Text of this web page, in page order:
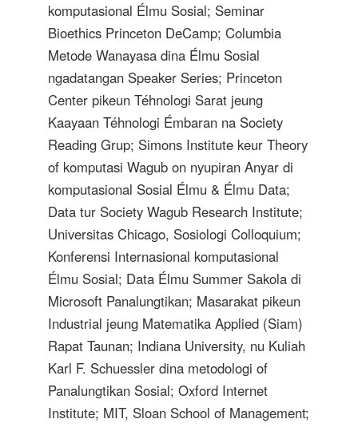
komputasional Élmu Sosial; Seminar
Bioethics Princeton DeCamp; Columbia
Metode Wanayasa dina Élmu Sosial
ngadatangan Speaker Series; Princeton
Center pikeun Téhnologi Sarat jeung
Kaayaan Téhnologi Émbaran na Society
Reading Grup; Simons Institute keur Theory
of komputasi Wagub on nyupiran Anyar di
komputasional Sosial Élmu & Élmu Data;
Data tur Society Wagub Research Institute;
Universitas Chicago, Sosiologi Colloquium;
Konferensi Internasional komputasional
Élmu Sosial; Data Élmu Summer Sakola di
Microsoft Panalungtikan; Masarakat pikeun
Industrial jeung Matematika Applied (Siam)
Rapat Taunan; Indiana University, nu Kuliah
Karl F. Schuessler dina metodologi of
Panalungtikan Sosial; Oxford Internet
Institute; MIT, Sloan School of Management;